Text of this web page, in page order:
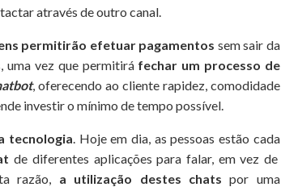
através de outro canal.
permitirão efetuar pagamentos sem sair da
uma vez que permitirá fechar um processo de
, oferecendo ao cliente rapidez, comodidade
investir o mínimo de tempo possível.
tecnologia . Hoje em dia, as pessoas estão cada
de diferentes aplicações para falar, em vez de
razão, a utilização destes chats por uma